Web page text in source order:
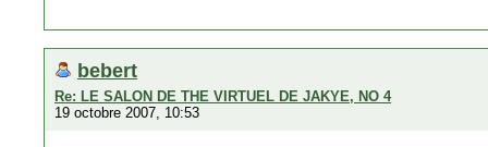
bebert
Re: LE SALON DE THE VIRTUEL DE JAKYE, NO 4
19 octobre 2007, 10:53